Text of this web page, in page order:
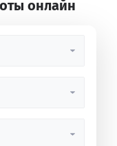
онлайн